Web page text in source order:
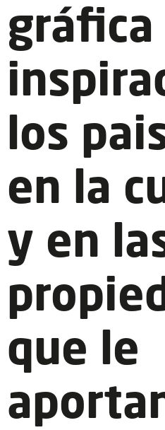
gráfica
los
en la
y en
que le